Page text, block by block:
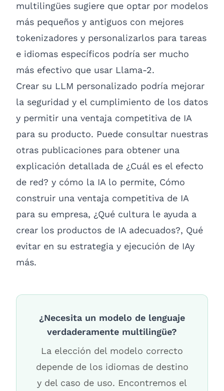
multilingües sugiere que optar por modelos
más pequeños y antiguos con mejores
tokenizadores y personalizarlos para tareas
e idiomas específicos podría ser mucho
más efectivo que usar Llama-2.
Crear su LLM personalizado podría mejorar
la seguridad y el cumplimiento de los datos
y permitir una ventaja competitiva de IA
para su producto. Puede consultar nuestras
otras publicaciones para obtener una
explicación detallada de ¿Cuál es el efecto
de red? y cómo la IA lo permite, Cómo
construir una ventaja competitiva de IA
para su empresa, ¿Qué cultura le ayuda a
crear los productos de IA adecuados?, Qué
evitar en su estrategia y ejecución de IAy
más.
¿Necesita un modelo de lenguaje
verdaderamente multilingüe?
La elección del modelo correcto
depende de los idiomas de destino
y del caso de uso. Encontremos el